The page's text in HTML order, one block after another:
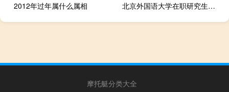
2012年过年属什么属相
北京外国语大学在职研究生管理科学与工程有没有网络班
摩托艇分类大全